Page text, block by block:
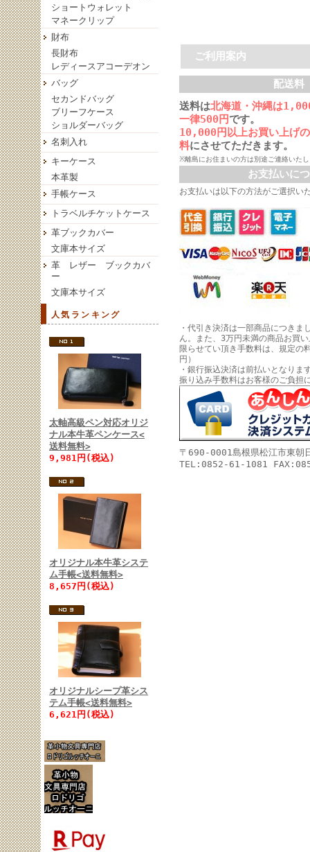
ショートウォレット
マネークリップ
財布
長財布
レディースアコーデオン
バッグ
セカンドバッグ
ブリーフケース
ショルダーバッグ
名刺入れ
キーケース
本革製
手帳ケース
トラベルチケットケース
革ブックカバー
文庫本サイズ
革 レザー ブックカバ
ー
文庫本サイズ
人気ランキング
太軸高級ペン対応オリジ
ナル本牛革ペンケース<
送料無料>
9,981円(税込)
オリジナル本牛革システ
ム手帳<送料無料>
8,657円(税込)
オリジナルシープ革シス
テム手帳<送料無料>
6,621円(税込)
ご利用案内
配送料
送料は北海道・沖縄は
一律500円です。
10,000円以上お買い上げ
料にさせてただきます。
※離島にお住まいの方は別途ご連絡いた
お支払いに
お支払いは以下の方法がご選択い
・代引き決済は一部商品につきま
ん。また、3万円未満の商品お買
限らせてい頂き手数料は、規定の
円）
・銀行振込決済は前払いとなりま
振り込み手数料はお客様のご負担
〒690-0001島根県松江市東
TEL:0852-61-1081